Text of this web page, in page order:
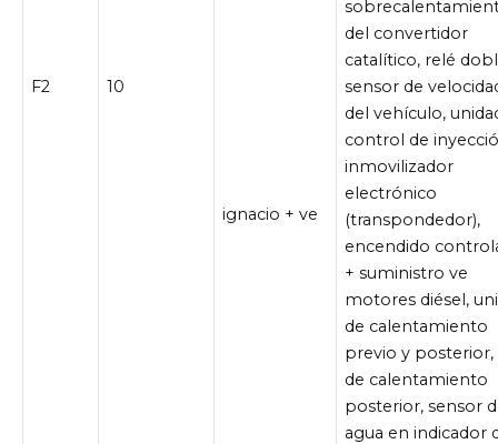
F2 10
ignacio + ve
del convertidor
catalítico, relé
sensor de
del vehículo,
control de
inmovilizador
electrónico
(transpondedor),
encendido
+ suministro ve
motores diésel,
de calentamiento
previo y posterior,
de calentamiento
posterior, sensor
agua en indicador